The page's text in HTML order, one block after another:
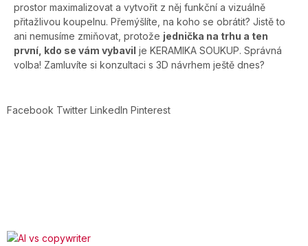
prostor maximalizovat a vytvořit z něj funkční a vizuálně
přitažlivou koupelnu. Přemýšlíte, na koho se obrátit? Jistě to
ani nemusíme zmiňovat, protože jednička na trhu a ten
první, kdo se vám vybavil je KERAMIKA SOUKUP. Správná
volba! Zamluvíte si konzultaci s 3D návrhem ještě dnes?
Facebook Twitter LinkedIn Pinterest